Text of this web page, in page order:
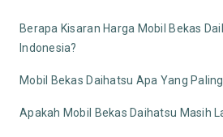
Berapa Kisaran Harga Mobil Bekas
Indonesia?
Mobil Bekas Daihatsu Apa Yang
Apakah Mobil Bekas Daihatsu Masih